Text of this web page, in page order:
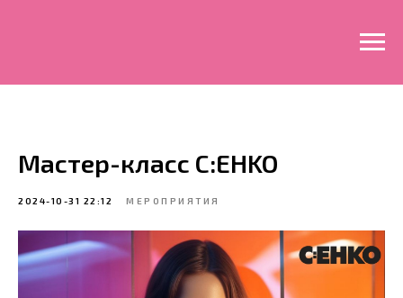
Мастер-класс C:EHKO
2024-10-31 22:12 МЕРОПРИЯТИЯ